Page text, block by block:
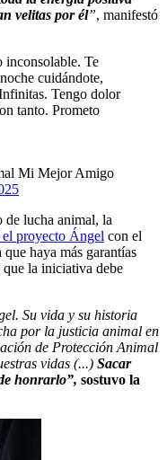
velitas por él”, manifestó
inconsolable. Te
cuidándote,
Tengo dolor
tanto. Prometo
Mi Mejor Amigo
de lucha animal, la
el proyecto Ángel con el
haya más garantías
la iniciativa debe
Su vida y su historia
por la justicia animal en
de Protección Animal
vidas (...) Sacar
honrarlo”, sostuvo la